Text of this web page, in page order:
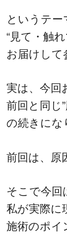
というテー
“見て・触
お届けして
実は、今回
前回と同じ
の続きにな
前回は、原
そこで今回
私が実際に
施術のポイ